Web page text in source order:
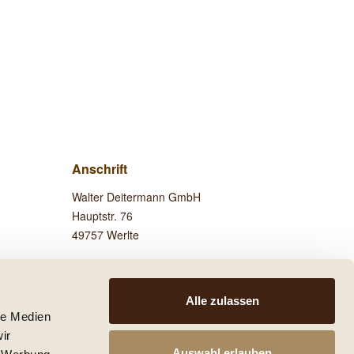
Medien
Alle zulassen
Anschrift
Walter Deitermann GmbH
Hauptstr. 76
49757 Werlte